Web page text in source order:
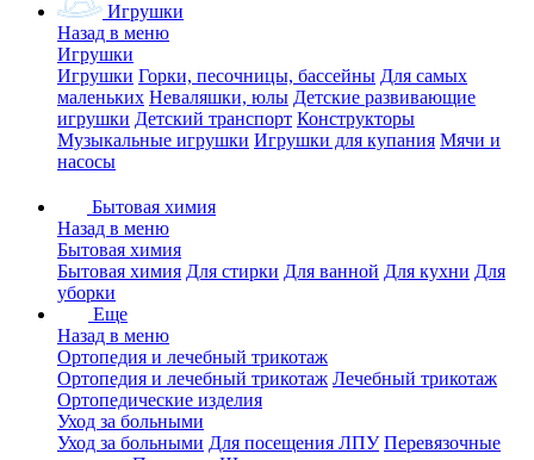
Игрушки
Назад в меню
Игрушки
Игрушки Горки, песочницы, бассейны Для самых
маленьких Неваляшки, юлы Детские развивающие
игрушки Детский транспорт Конструкторы
Музыкальные игрушки Игрушки для купания Мячи и
насосы
Бытовая химия
Назад в меню
Бытовая химия
Бытовая химия Для стирки Для ванной Для кухни Для
уборки
Еще
Назад в меню
Ортопедия и лечебный трикотаж
Ортопедия и лечебный трикотаж Лечебный трикотаж
Ортопедические изделия
Уход за больными
Уход за больными Для посещения ЛПУ Перевязочные